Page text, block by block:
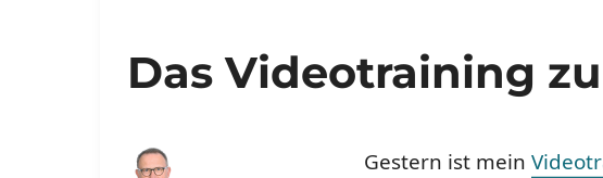
Das Videotraining
Gestern ist mein